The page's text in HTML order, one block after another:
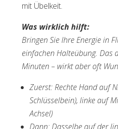
mit Übelkeit.
Was wirklich hilft:
Bringen Sie Ihre Energie in
einfachen Halteübung. Das
Minuten – wirkt aber oft
Zuerst: Rechte Hand auf
Schlüsselbein), linke auf
Achsel)
Dann: Dasselbe auf der